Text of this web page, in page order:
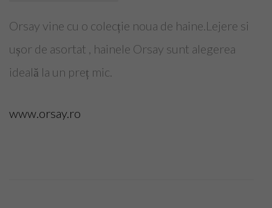
Frizerii-Baarbering & Grooming
Top Clinici Chirurgie Estetica
Top Saloane Infrumusetare Sector 1
Top Saloane Infrumusetare Sector 2
Orsay vine cu o colecție noua de haine.Lejere si
ușor de asortat , hainele Orsay sunt alegerea
ideală la un preț mic.
www.orsay.ro